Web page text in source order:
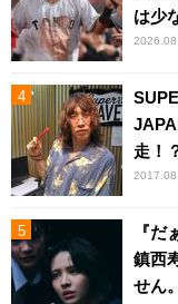
は少
走！
『
鎮西
せん。